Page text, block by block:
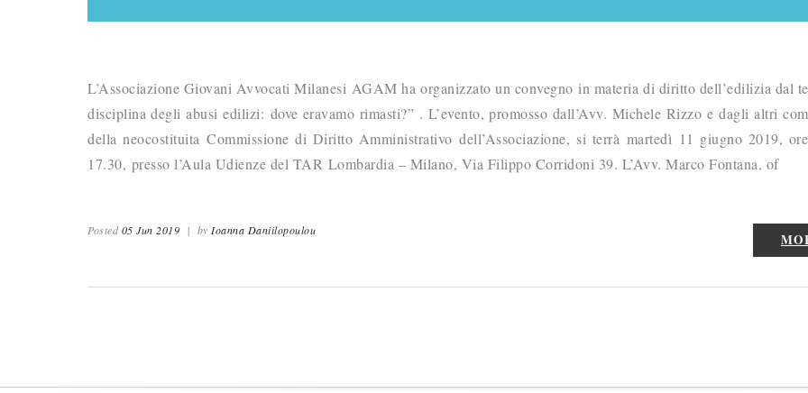
L’Associazione Giovani Avvocati Milanesi AGAM ha organizzato un convegno in materia di diritto dell’edilizia dal
disciplina degli abusi edilizi: dove eravamo rimasti?” . L’evento, promosso dall’Avv. Michele Rizzo e dagli altri
della neocostituita Commissione di Diritto Amministrativo dell’Associazione, si terrà martedì 11 giugno 2019,
17.30, presso l’Aula Udienze del TAR Lombardia – Milano, Via Filippo Corridoni 39. L’Avv. Marco Fontana, of
Posted05 Jun 2019 | by Ioanna Daniilopoulou